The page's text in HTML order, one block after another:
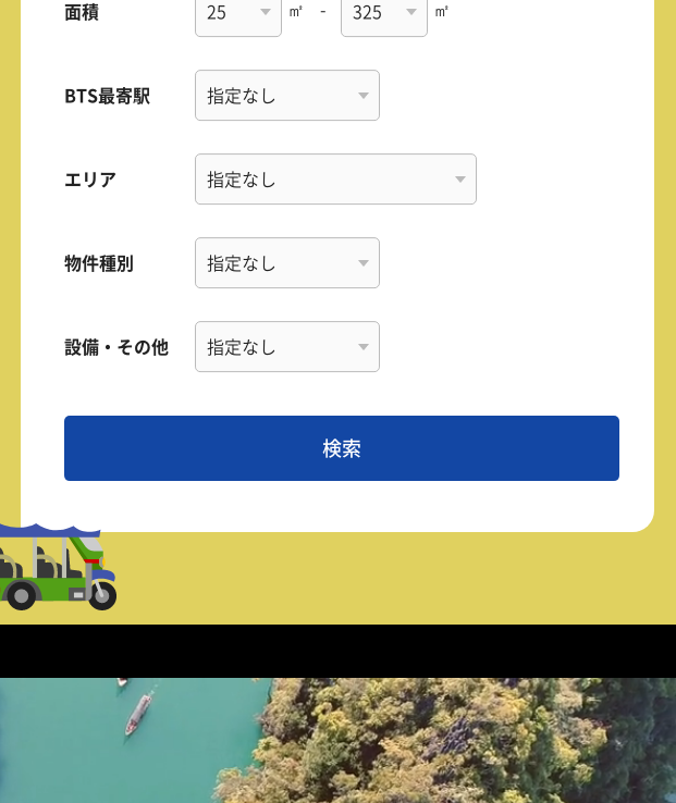
面積 ㎡ - ㎡
BTS最寄駅
エリア
物件種別
設備・その他